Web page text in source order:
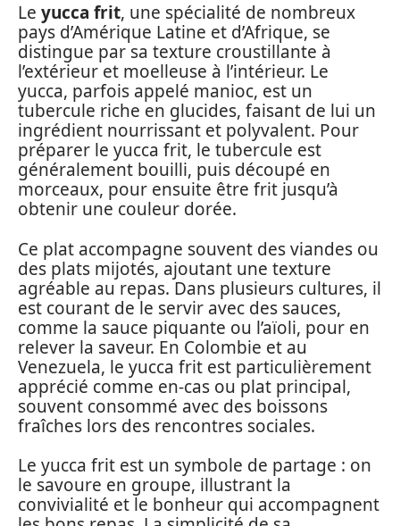
Le yucca frit, une spécialité de nombreux
pays d’Amérique Latine et d’Afrique, se
distingue par sa texture croustillante à
l’extérieur et moelleuse à l’intérieur. Le
yucca, parfois appelé manioc, est un
tubercule riche en glucides, faisant de lui un
ingrédient nourrissant et polyvalent. Pour
préparer le yucca frit, le tubercule est
généralement bouilli, puis découpé en
morceaux, pour ensuite être frit jusqu’à
obtenir une couleur dorée.
Ce plat accompagne souvent des viandes ou
des plats mijotés, ajoutant une texture
agréable au repas. Dans plusieurs cultures, il
est courant de le servir avec des sauces,
comme la sauce piquante ou l’aïoli, pour en
relever la saveur. En Colombie et au
Venezuela, le yucca frit est particulièrement
apprécié comme en-cas ou plat principal,
souvent consommé avec des boissons
fraîches lors des rencontres sociales.
Le yucca frit est un symbole de partage : on
le savoure en groupe, illustrant la
convivialité et le bonheur qui accompagnent